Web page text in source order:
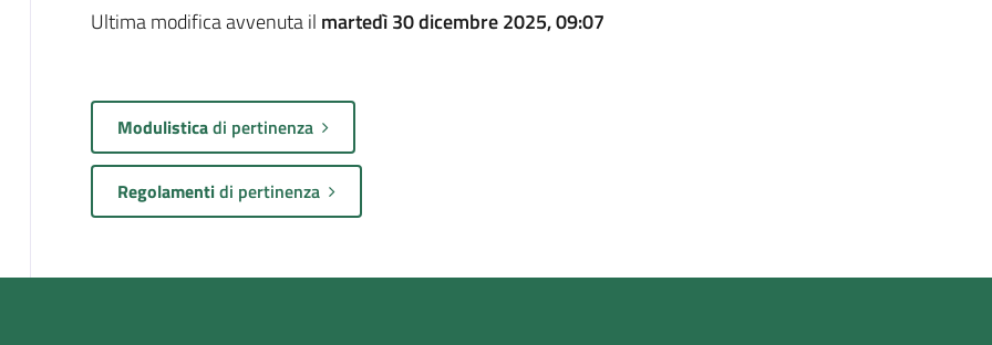
Ultima modifica avvenuta il martedì 30 dicembre 2025, 09:07
Modulisticadi pertinenza
Regolamentidi pertinenza